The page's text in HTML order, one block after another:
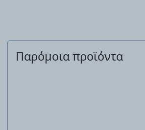
Παρόμοια προϊόντα